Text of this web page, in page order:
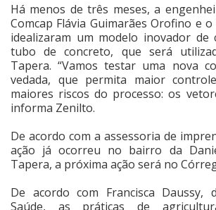
Há menos de três meses, a
Comcap Flávia Guimarães Orofino e
idealizaram um modelo inovador de
tubo de concreto, que será
Tapera. “Vamos testar uma nova
vedada, que permita maior
maiores riscos do processo: os
informa Zenilto.
De acordo com a assessoria de
ação já ocorreu no bairro da
Tapera, a próxima ação será no
De acordo com Francisca Daussy,
Saúde, as práticas de